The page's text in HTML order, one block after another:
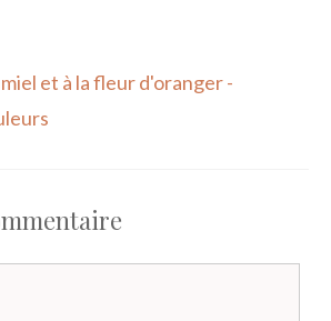
et à la fleur d'oranger -